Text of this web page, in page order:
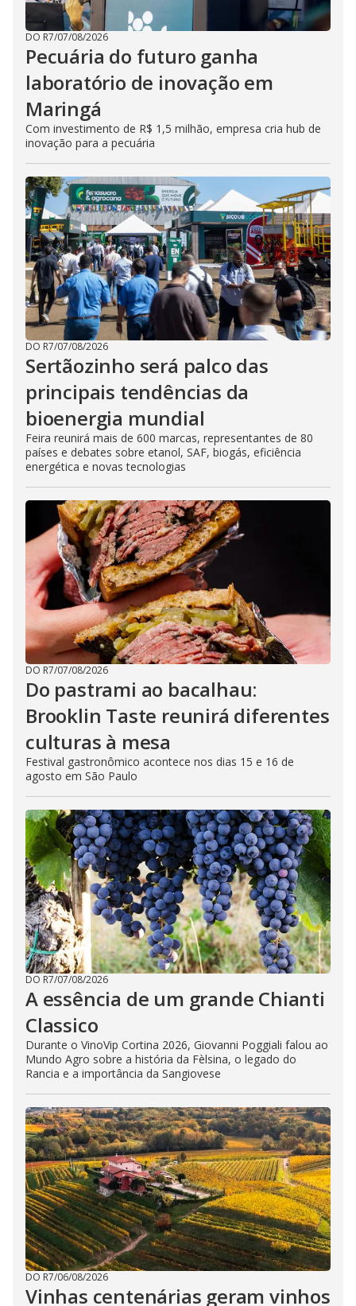
DO R7/07/08/2026
Pecuária do futuro ganha
laboratório de inovação em
Maringá
Com investimento de R$ 1,5 milhão, empresa cria hub de
inovação para a pecuária
DO R7/07/08/2026
Sertãozinho será palco das
principais tendências da
bioenergia mundial
Feira reunirá mais de 600 marcas, representantes de 80
países e debates sobre etanol, SAF, biogás, eficiência
energética e novas tecnologias
DO R7/07/08/2026
Do pastrami ao bacalhau:
Brooklin Taste reunirá diferentes
culturas à mesa
Festival gastronômico acontece nos dias 15 e 16 de
agosto em São Paulo
DO R7/07/08/2026
A essência de um grande Chianti
Classico
Durante o VinoVip Cortina 2026, Giovanni Poggiali falou ao
Mundo Agro sobre a história da Fèlsina, o legado do
Rancia e a importância da Sangiovese
DO R7/06/08/2026
Vinhas centenárias geram vinhos